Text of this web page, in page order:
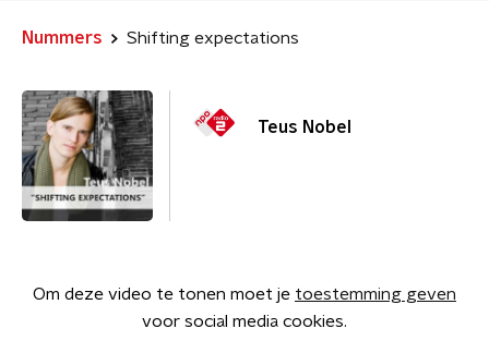
Nummers Shifting expectations
Teus Nobel
Om deze video te tonen moet je toestemming geven
voor social media cookies.